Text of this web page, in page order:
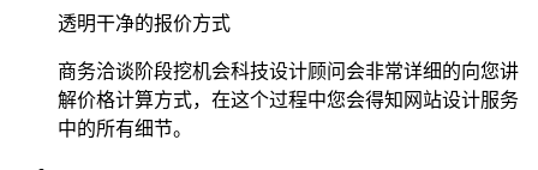
透明干净的报价方式
商务洽谈阶段挖机会科技设计顾问会非常详细的向您讲
解价格计算方式，在这个过程中您会得知网站设计服务
中的所有细节。